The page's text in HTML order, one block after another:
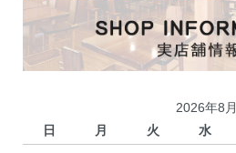
2026年8月
日
月 火 水